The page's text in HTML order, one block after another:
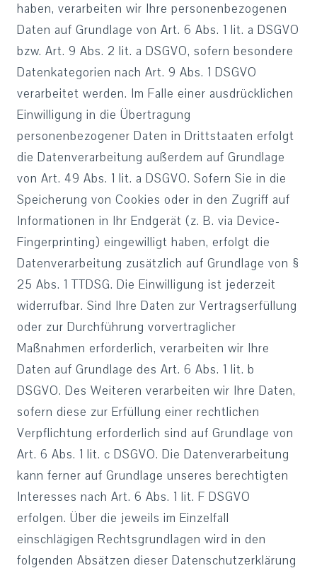
haben, verarbeiten wir Ihre personenbezogenen
Daten auf Grundlage von Art. 6 Abs. 1 lit. a DSGVO
bzw. Art. 9 Abs. 2 lit. a DSGVO, sofern besondere
Datenkategorien nach Art. 9 Abs. 1 DSGVO
verarbeitet werden. Im Falle einer ausdrücklichen
Einwilligung in die Übertragung
personenbezogener Daten in Drittstaaten erfolgt
die Datenverarbeitung außerdem auf Grundlage
von Art. 49 Abs. 1 lit. a DSGVO. Sofern Sie in die
Speicherung von Cookies oder in den Zugriff auf
Informationen in Ihr Endgerät (z. B. via Device-
Fingerprinting) eingewilligt haben, erfolgt die
Datenverarbeitung zusätzlich auf Grundlage von §
25 Abs. 1 TTDSG. Die Einwilligung ist jederzeit
widerrufbar. Sind Ihre Daten zur Vertragserfüllung
oder zur Durchführung vorvertraglicher
Maßnahmen erforderlich, verarbeiten wir Ihre
Daten auf Grundlage des Art. 6 Abs. 1 lit. b
DSGVO. Des Weiteren verarbeiten wir Ihre Daten,
sofern diese zur Erfüllung einer rechtlichen
Verpflichtung erforderlich sind auf Grundlage von
Art. 6 Abs. 1 lit. c DSGVO. Die Datenverarbeitung
kann ferner auf Grundlage unseres berechtigten
Interesses nach Art. 6 Abs. 1 lit. F DSGVO
erfolgen. Über die jeweils im Einzelfall
einschlägigen Rechtsgrundlagen wird in den
folgenden Absätzen dieser Datenschutzerklärung